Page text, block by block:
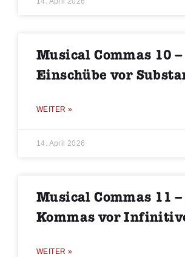
Musical Commas 10 –
Einschübe vor
WEITER »
14. April 2026
Musical Commas 11
Kommas vor
WEITER »